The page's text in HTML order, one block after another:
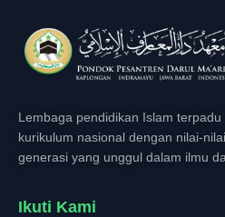
Lembaga pendidikan Islam
kurikulum nasional dengan nilai-
generasi yang unggul dalam ilmu
Ikuti Kami